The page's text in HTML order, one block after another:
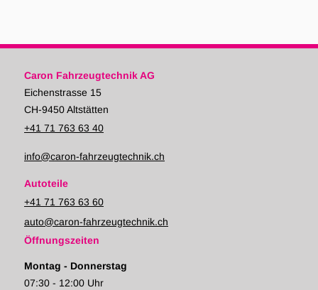
Caron Fahrzeugtechnik AG
Eichenstrasse 15
CH-9450 Altstätten
+41 71 763 63 40
info@caron-fahrzeugtechnik.ch
Autoteile
+41 71 763 63 60
auto@caron-fahrzeugtechnik.ch
Öffnungszeiten
Montag - Donnerstag
07:30 - 12:00 Uhr